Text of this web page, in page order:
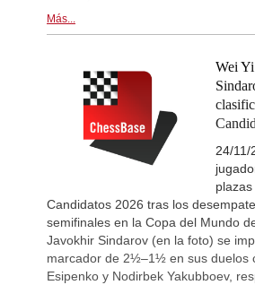
Más...
Wei
24/11/
Candidatos 2026 tras los
semifinales en la Copa del Mundo
Javokhir Sindarov (en la foto) se
marcador de 2½–1½ en sus duelos
Esipenko y Nodirbek Yakubboev,